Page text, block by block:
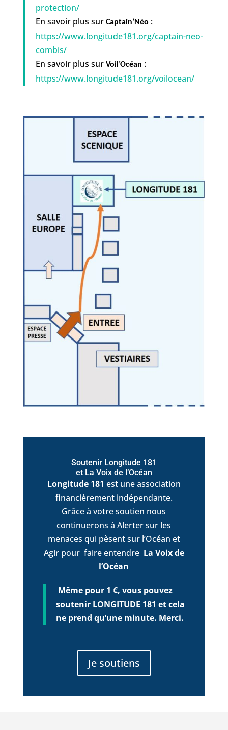
protection/
En savoir plus sur Captain’Néo :
https://www.longitude181.org/captain-neo-
combis/
En savoir plus sur Voil’Océan :
https://www.longitude181.org/voilocean/
Soutenir Longitude 181
et La Voix de l’Océan
Longitude 181 est une association
financièrement indépendante.
Grâce à votre soutien nous
continuerons à Alerter sur les
menaces qui pèsent sur l’Océan et
Agir pour faire entendre La Voix de
l’Océan
Même pour 1 €, vous pouvez
soutenir LONGITUDE 181 et cela
ne prend qu’une minute. Merci.
Je soutiens